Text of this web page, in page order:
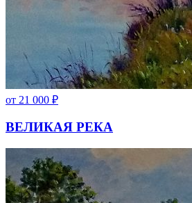
от 21 000 ₽
ВЕЛИКАЯ РЕКА